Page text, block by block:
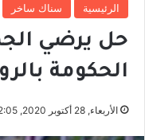
الرئيسية سناك ساخر
حل يرضي
الحكومة
الأربعاء, 28 أكتوبر 2020, 12:05 ص